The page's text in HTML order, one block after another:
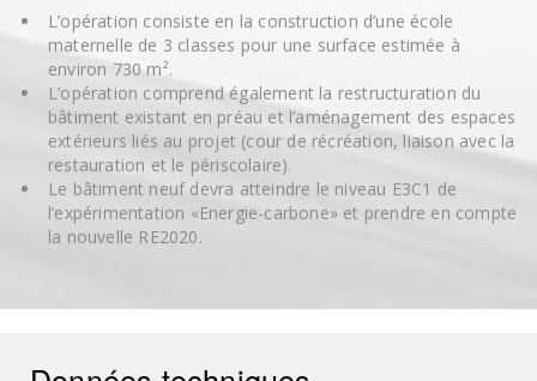
L’opération consiste en la construction d’une école
maternelle de 3 classes pour une surface estimée à
environ 730 m².
L’opération comprend également la restructuration du
bâtiment existant en préau et l’aménagement des espaces
extérieurs liés au projet (cour de récréation, liaison avec la
restauration et le périscolaire).
Le bâtiment neuf devra atteindre le niveau E3C1 de
l’expérimentation «Energie-carbone» et prendre en compte
la nouvelle RE2020.